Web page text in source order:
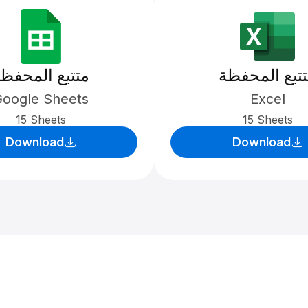
متتبع
Sheets
15 Sheets
Download
المحفظة
Excel
15 Sheets
Download